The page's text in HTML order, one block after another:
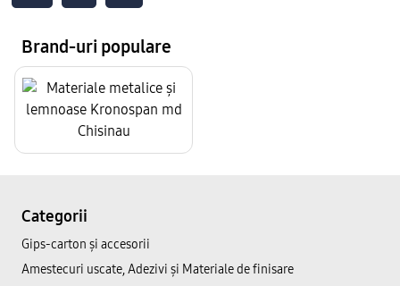
Brand-uri populare
Categorii
Gips-carton și accesorii
Amestecuri uscate, Adezivi şi Materiale de finisare